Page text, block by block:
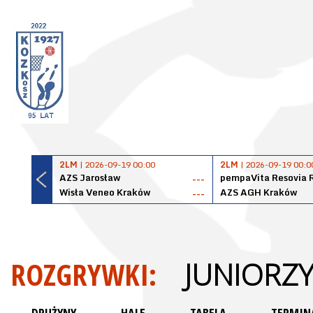
2LM | 2026-09-19 00:00
AZS Jarosław
---
Wisła Veneo Kraków
---
2LM | 2026-09-19
pempaVita Resovia
AZS AGH Kraków
ROZGRYWKI: